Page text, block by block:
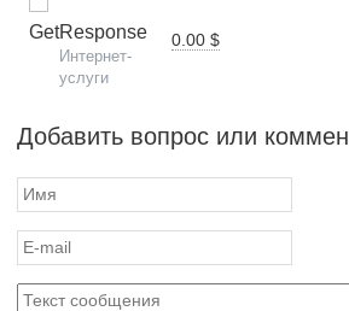
GetResponse
Интернет-
услуги
0.00 $
Добавить вопрос или